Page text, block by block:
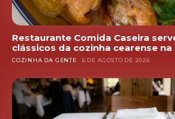
Restaurante Comida Caseira
clássicos da cozinha cearense
COZINHA DA GENTE 6 DE AGOSTO DE 2026